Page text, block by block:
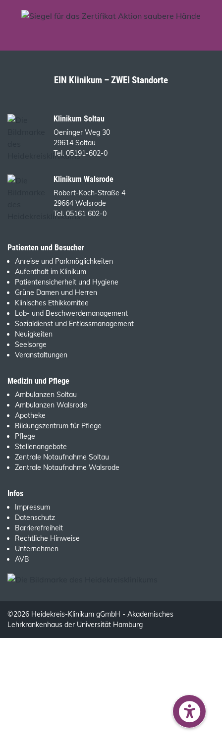
EIN Klinikum – ZWEI Standorte
Klinikum Soltau
Oeninger Weg 30
29614 Soltau
Tel. 05191-602-0
Klinikum Walsrode
Robert-Koch-Straße 4
29664 Walsrode
Tel. 05161 602-0
Patienten und Besucher
Anreise und Parkmöglichkeiten
Aufenthalt im Klinikum
Patientensicherheit und Hygiene
Grüne Damen und Herren
Klinisches Ethikkomitee
Lob- und Beschwerdemanagement
Sozialdienst und Entlassmanagement
Neuigkeiten
Seelsorge
Veranstaltungen
Medizin und Pflege
Ambulanzen Soltau
Ambulanzen Walsrode
Apotheke
Bildungszentrum für Pflege
Pflege
Stellenangebote
Zentrale Notaufnahme Soltau
Zentrale Notaufnahme Walsrode
Infos
Impressum
Datenschutz
Barrierefreiheit
Rechtliche Hinweise
Unternehmen
AVB
©2026 Heidekreis-Klinikum gGmbH - Akademisches
Lehrkrankenhaus der Universität Hamburg